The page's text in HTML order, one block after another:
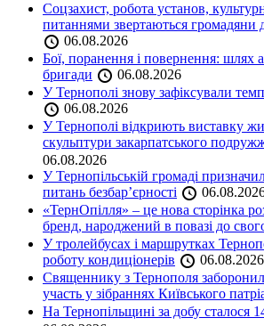
Соцзахист, робота установ,
питаннями звертаються громадяни
06.08.2026
Бої, поранення і повернення: шлях
бригади
06.08.2026
У Тернополі знову зафіксували
06.08.2026
У Тернополі відкриють виставку
скульптури закарпатського
06.08.2026
У Тернопільській громаді
питань безбар’єрності
«ТернОпілля» – це нова сторінка
бренд, народжений в повазі до
У тролейбусах і маршрутках
роботу кондиціонерів
06.08.2026
Священнику з Тернополя
участь у зібраннях Київського
На Тернопільщині за добу сталося